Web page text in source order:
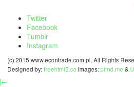
Twitter
Facebook
Tumblr
Instagram
(c) 2015 www.econtrade.com.pl. All Rights
Designed by:freehtml5.co Images:plmd.me &